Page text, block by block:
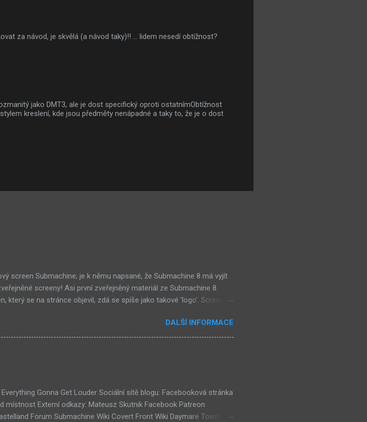
za návod, je skvělá (a návod taky)!! ... lidem nesedí obtížnost?
jako DMT3, ale je dost specifický oproti ostatnímObtížnost
kreslení, kde jsou předměty nenápadné a taky to, že je o dost
screen Submachine; je k němu napsané, že Submachine 8 má vyjít
screeny! Asi první zveřejněný materiál ze Submachine 8.
který se na stránce objevil, zdá se spíše jako takové 'logo'. Screen
1 ( stránka sub8 ) Screen, který se objevil jako ikona her na
vystoupíme z Liziny lodi, ovšem v páte vrstě (čili jiné dimenzi) a co
DALŠÍ INFORMACE
Gonna Get Louder Sociální sítě blogu: Facebooková stránka
místnost Externí odkazy: Mateusz Skutnik Facebook Patreon
Forum Submachine Wiki Covert Front Wiki Daymare Town